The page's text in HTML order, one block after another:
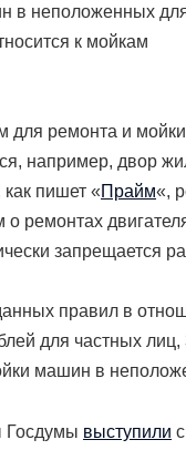
в неположенных
к мойкам
для ремонта и
например, двор
пишет «Прайм«,
о ремонтах
запрещается
правил в
для частных
машин в
Госдумы выступили